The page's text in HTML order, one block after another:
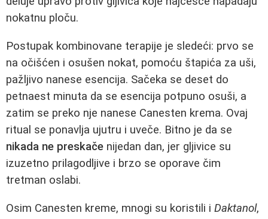
nokatnu ploču.
Postupak kombinovane terapije je sledeći: prvo se
na očišćen i osušen nokat, pomoću štapića za uši,
pažljivo nanese esencija. Sačeka se deset do
petnaest minuta da se esencija potpuno osuši, a
zatim se preko nje nanese Canesten krema. Ovaj
ritual se ponavlja ujutru i uveče. Bitno je da se
nikada ne preskače nijedan dan, jer gljivice su
izuzetno prilagodljive i brzo se oporave čim
tretman oslabi.
Osim Canesten kreme, mnogi su koristili i Daktanol,